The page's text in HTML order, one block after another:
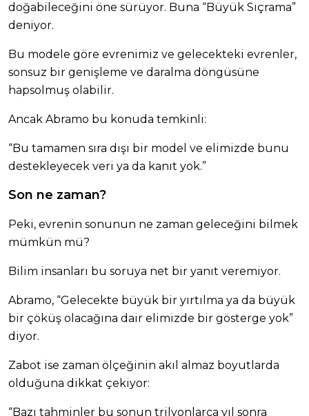
doğabileceğini öne sürüyor. Buna “Büyük Sıçrama”
deniyor.
Bu modele göre evrenimiz ve gelecekteki evrenler,
sonsuz bir genişleme ve daralma döngüsüne
hapsolmuş olabilir.
Ancak Abramo bu konuda temkinli:
“Bu tamamen sıra dışı bir model ve elimizde bunu
destekleyecek veri ya da kanıt yok.”
Son ne zaman?
Peki, evrenin sonunun ne zaman geleceğini bilmek
mümkün mü?
Bilim insanları bu soruya net bir yanıt veremiyor.
Abramo, “Gelecekte büyük bir yırtılma ya da büyük
bir çöküş olacağına dair elimizde bir gösterge yok”
diyor.
Zabot ise zaman ölçeğinin akıl almaz boyutlarda
olduğuna dikkat çekiyor:
“Bazı tahminler bu sonun trilyonlarca yıl sonra